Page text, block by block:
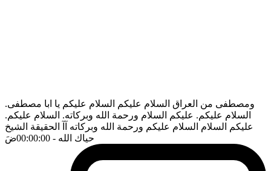
ومصطفى من العراق السلام عليكم السلام عليكم يا ابا مصطفى.
السلام عليكم. عليكم السلام ورحمة الله وبركاته. السلام عليكم.
عليكم السلام السلام عليكم ورحمة الله وبركاته آآ الحقيقة الشيخ
حياك الله - 00:00:00 ضَ